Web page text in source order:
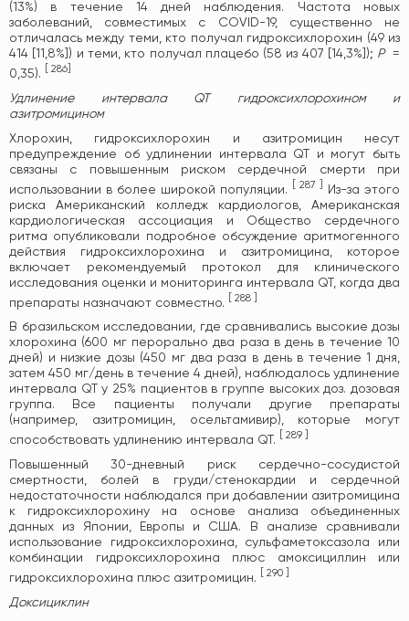
(13%) в течение 14 дней наблюдения. Частота новых
заболеваний, совместимых с COVID-19, существенно не
отличалась между теми, кто получал гидроксихлорохин (49 из
414 [11,8%]) и теми, кто получал плацебо (58 из 407 [14,3%]); Р=
0,35). [ 286]
Удлинение интервала QT гидроксихлорохином и
азитромицином
Хлорохин, гидроксихлорохин и азитромицин несут
предупреждение об удлинении интервала QT и могут быть
связаны с повышенным риском сердечной смерти при
использовании в более широкой популяции.
287
Из-за этого
риска Американский колледж кардиологов, Американская
кардиологическая ассоциация и Общество сердечного
ритма опубликовали подробное обсуждение аритмогенного
действия гидроксихлорохина и азитромицина, которое
включает рекомендуемый протокол для клинического
исследования оценки и мониторинга интервала QT, когда два
препараты назначают совместно.
288
В бразильском исследовании, где сравнивались высокие дозы
хлорохина (600 мг перорально два раза в день в течение 10
дней) и низкие дозы (450 мг два раза в день в течение 1 дня,
затем 450 мг/день в течение 4 дней), наблюдалось удлинение
интервала QT у 25% пациентов в группе высоких доз. дозовая
группа. Все пациенты получали другие препараты
(например, азитромицин, осельтамивир), которые могут
способствовать удлинению интервала QT. [ 289 ]
Повышенный 30-дневный риск сердечно-сосудистой
смертности, болей в груди/стенокардии и сердечной
недостаточности наблюдался при добавлении азитромицина
к гидроксихлорохину на основе анализа объединенных
данных из Японии, Европы и США. В анализе сравнивали
использование гидроксихлорохина, сульфаметоксазола или
комбинации гидроксихлорохина плюс амоксициллин или
гидроксихлорохина плюс азитромицин.
290
Доксициклин